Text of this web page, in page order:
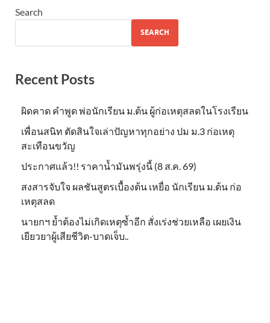
Search
SEARCH
Recent Posts
ผิดคาด คำพูด พ่อนักเรียน ม.ต้น ผู้ก่อเหตุสลดในโรงเรียน
เพื่อนสนิท ตัดสินใจเล่าปัญหาทุกอย่าง ปม ม.3 ก่อเหตุ
สะเทือนขวัญ
ประกาศแล้ว!! ราคาน้ำมันพรุ่งนี้ (8 ส.ค. 69)
สงสารจับใจ ผลชันสูตรเบื้องต้น เหยื่อ นักเรียน ม.ต้น ก่อ
เหตุสลด
นายกฯ ย้ำต้องไม่เกิดเหตุซ้ำอีก สั่งเร่งช่วยเหลือ เผยเงิน
เยียวยาผู้เสียชีวิต-บาดเจ็บ..